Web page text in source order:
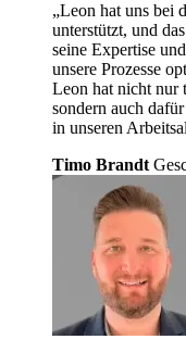
„Leon hat uns bei
unterstützt, und
seine Expertise
unsere Prozesse
Leon hat nicht nur
sondern auch
in unseren
Timo Brandt